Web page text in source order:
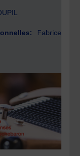
Fabrice